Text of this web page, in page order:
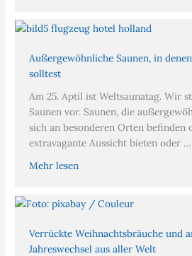
Außergewöhnliche Saunen, in
solltest
Am 25. Aptil ist Weltsaunatag. Wir
Saunen vor. Saunen, die
sich an besonderen Orten befinden
extravagante Aussicht bieten oder …
Mehr lesen
Verrückte Weihnachtsbräuche und
Jahreswechsel aus aller Welt